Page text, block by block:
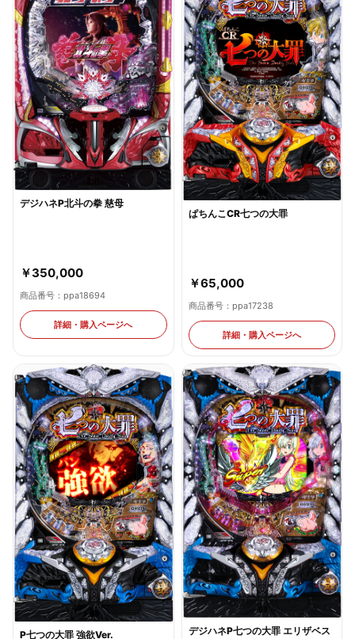
デジハネP北斗の拳 慈母
￥350,000
商品番号：ppa18694
詳細・購入ページへ
ぱちんこCR七つの大罪
￥65,000
商品番号：ppa17238
詳細・購入ページへ
P七つの大罪 強欲Ver. デジハネP七つの大罪 エリザベス